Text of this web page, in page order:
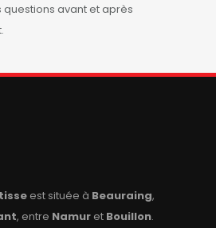
questions avant et après
est située à Beauraing,
, entre Namur et Bouillon.